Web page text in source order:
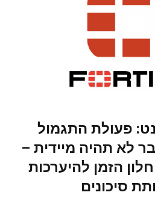
פעולת התגמול
לא תהיה מיידית –
הזמן להיערכות
סיכונים